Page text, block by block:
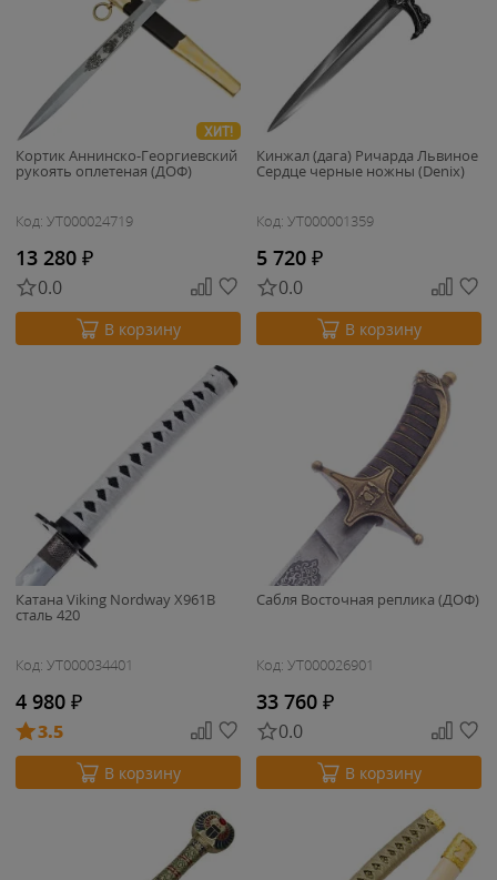
ХИТ!
Кортик Аннинско-Георгиевский
рукоять оплетеная (ДОФ)
Код: УТ000024719
13 280 ₽
0.0
В корзину
Кинжал (дага) Ричарда Львиное
Сердце черные ножны (Denix)
Код: УТ000001359
5 720 ₽
0.0
В корзину
Катана Viking Nordway X961B
сталь 420
Код: УТ000034401
4 980 ₽
3.5
В корзину
Сабля Восточная реплика (ДОФ)
Код: УТ000026901
33 760 ₽
0.0
В корзину